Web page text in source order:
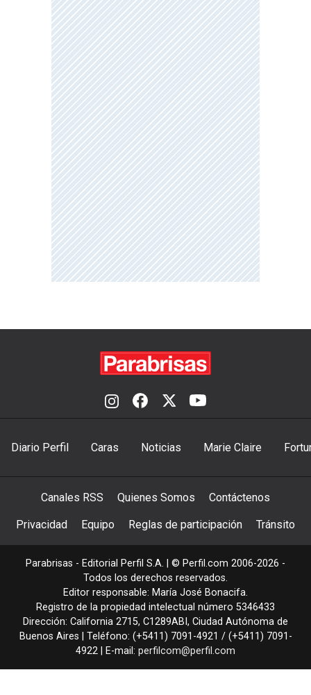
Diario Perfil Caras Noticias Marie Claire
Canales RSS Quienes Somos Contáctenos
Privacidad Equipo Reglas de participación Tránsito
Parabrisas - Editorial Perfil S.A. | © Perfil.com 2006-2026 -
Todos los derechos reservados.
Editor responsable: María José Bonacifa.
Registro de la propiedad intelectual número 5346433
Dirección: California 2715, C1289ABI , Ciudad Autónoma de
Buenos Aires | Teléfono: (+5411) 7091-4921 / (+5411) 7091-
4922 | E-mail: perfilcom@perfil.com